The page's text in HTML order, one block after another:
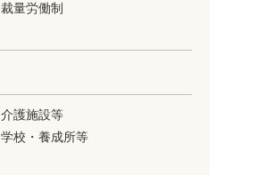
裁量労働制
介護施設等
学校・養成所等